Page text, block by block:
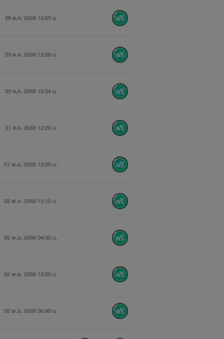
28 ต.ค. 2568 12:59 น.
29 ต.ค. 2568 12:58 น.
30 ต.ค. 2568 12:34 น.
31 ต.ค. 2568 12:26 น.
01 พ.ย. 2568 13:30 น.
02 พ.ย. 2568 13:15 น.
03 พ.ย. 2568 04:30 น.
03 พ.ย. 2568 12:50 น.
05 พ.ย. 2568 06:40 น.